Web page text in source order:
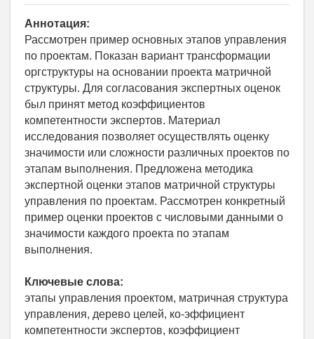
Аннотация:
Рассмотрен пример основных этапов управления
по проектам. Показан вариант трансформации
оргструктуры на основании проекта матричной
структуры. Для согласования экспертных оценок
был принят метод коэффициентов
компетентности экспертов. Материал
исследования позволяет осуществлять оценку
значимости или сложности различных проектов по
этапам выполнения. Предложена методика
экспертной оценки этапов матричной структуры
управления по проектам. Рассмотрен конкретный
пример оценки проектов с числовыми данными о
значимости каждого проекта по этапам
выполнения.
Ключевые слова:
этапы управления проектом, матричная структура
управления, дерево целей, ко-эффициент
компетентности экспертов, коэффициент